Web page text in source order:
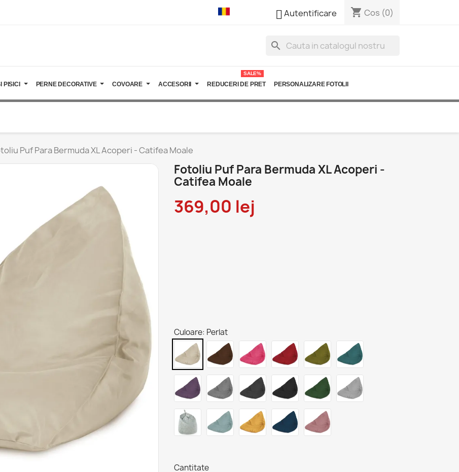
Autentificare shopping_cart Cos (0)
search
PISICI PERNE DECORATIVE COVOARE ACCESORII REDUCERI DE PRET
SALE%
PERSONALIZARE FOTOLII
Puf Para Bermuda XL Acoperi - Catifea Moale
Fotoliu Puf Para Bermuda XL Acoperi -
Catifea Moale
369,00 lej
Culoare: Perlat
Cantitate